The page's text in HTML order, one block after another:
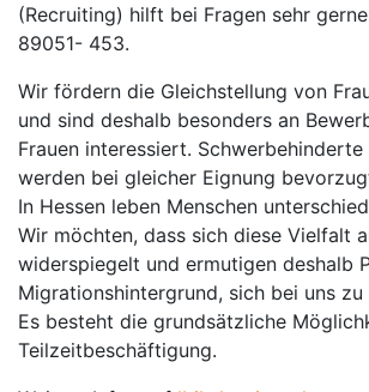
(Recruiting) hilft bei Fragen sehr
89051- 453.
Wir fördern die Gleichstellung von
und sind deshalb besonders an
Frauen interessiert. Schwerbehinderte
werden bei gleicher Eignung
In Hessen leben Menschen
Wir möchten, dass sich diese Vielfalt
widerspiegelt und ermutigen deshalb
Migrationshintergrund, sich bei uns zu
Es besteht die grundsätzliche
Teilzeitbeschäftigung.